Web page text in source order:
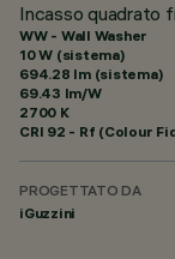
Incasso quadrato
WW - Wall Washer
10 W (sistema)
694.28 lm (sistema)
69.43 lm/W
2700 K
CRI 92 - Rf (Colour
PROGETTATO DA
iGuzzini